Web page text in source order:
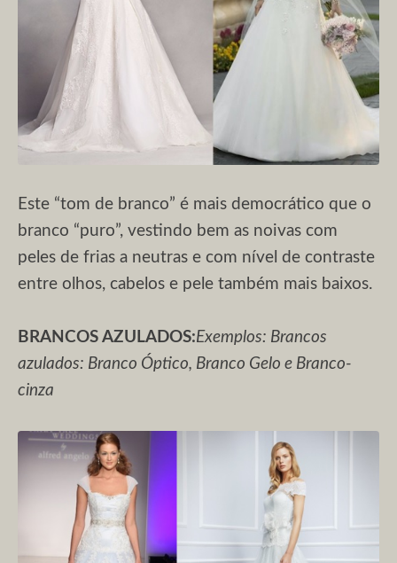
Este “tom de branco” é mais democrático que o
branco “puro”, vestindo bem as noivas com
peles de frias a neutras e com nível de contraste
entre olhos, cabelos e pele também mais baixos.
BRANCOS AZULADOS:Exemplos: Brancos
azulados: Branco Óptico, Branco Gelo e Branco-
cinza